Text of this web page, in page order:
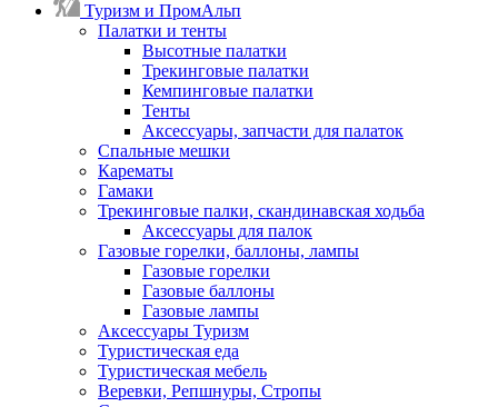
Туризм и ПромАльп
Палатки и тенты
Высотные палатки
Трекинговые палатки
Кемпинговые палатки
Тенты
Аксессуары, запчасти для палаток
Спальные мешки
Карематы
Гамаки
Трекинговые палки, скандинавская ходьба
Аксессуары для палок
Газовые горелки, баллоны, лампы
Газовые горелки
Газовые баллоны
Газовые лампы
Аксессуары Туризм
Туристическая еда
Туристическая мебель
Веревки, Репшнуры, Стропы